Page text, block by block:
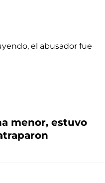
menor, estuvo